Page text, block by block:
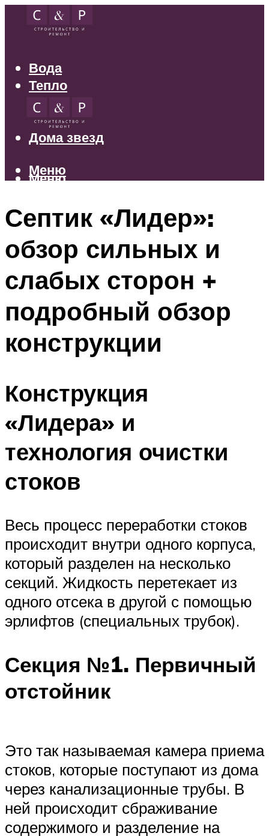
Вода
Тепло
Электрика
Свет
Дома звезд
Меню
Меню
Септик «Лидер»:
обзор сильных и
слабых сторон +
подробный обзор
конструкции
Конструкция
«Лидера» и
технология очистки
стоков
Весь процесс переработки стоков
происходит внутри одного корпуса,
который разделен на несколько
секций. Жидкость перетекает из
одного отсека в другой с помощью
эрлифтов (специальных трубок).
Секция №1. Первичный
отстойник
Это так называемая камера приема
стоков, которые поступают из дома
через канализационные трубы. В
ней происходит сбраживание
содержимого и разделение на